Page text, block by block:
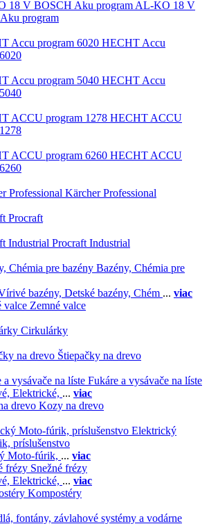
AL-KO 18 V
program
HECHT Accu
HECHT Accu
HECHT ACCU
HECHT ACCU
Kärcher Professional
Procraft
Procraft Industrial
Bazény, Chémia pre
bazény, Detské bazény, Chém ... viac
Zemné valce
Cirkulárky
Štiepačky na drevo
Fukáre a vysávače na líste
Elektrické, ... viac
Kozy na drevo
Elektrický
príslušenstvo
Moto-fúrik, ... viac
Snežné frézy
Elektrické, ... viac
Kompostéry